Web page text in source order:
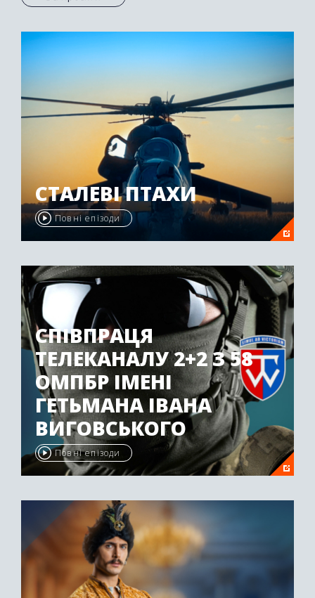
Осетії був нагороджений другою премією
СТАЛЕВІ ПТАХИ
Повні епізоди
СПІВПРАЦЯ
ТЕЛЕКАНАЛУ 2+2 З 58
ОМПБР ІМЕНІ
ГЕТЬМАНА ІВАНА
ВИГОВСЬКОГО
Повні епізоди